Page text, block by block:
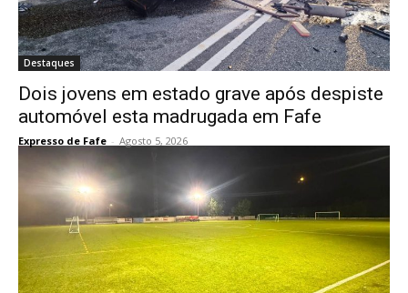
Destaques
Dois jovens em estado grave após despiste
automóvel esta madrugada em Fafe
Expresso de Fafe - Agosto 5, 2026